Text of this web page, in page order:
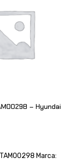
– Hyundai
Marca: